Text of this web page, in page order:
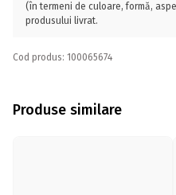
(în termeni de culoare, formă,
produsului livrat.
Cod produs: 100065674
Produse similare